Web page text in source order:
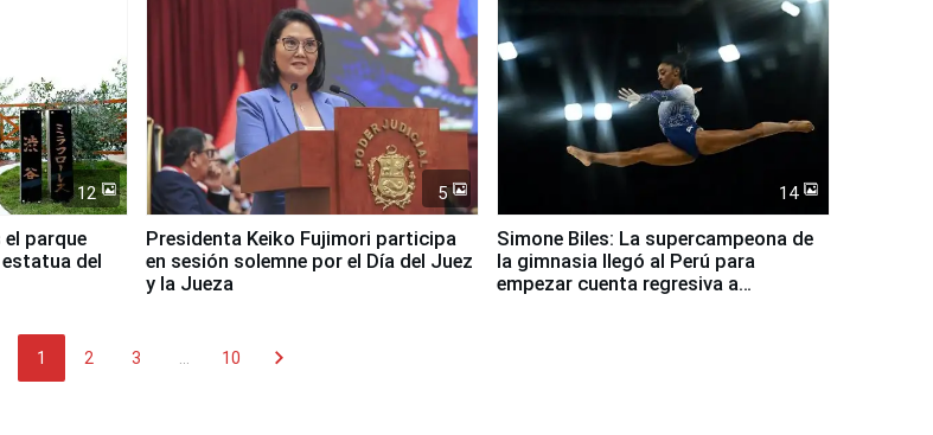
12
el parque
del
5
Presidenta Keiko Fujimori participa
en sesión solemne por el Día del Juez
y la Jueza
14
Simone Biles: La supercampeona de
la gimnasia llegó al Perú para
empezar cuenta regresiva a
1 2 3 10 chevron_right